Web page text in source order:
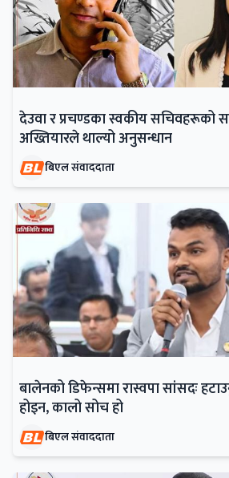
देउवा र प्रचण्डका स्वकीय सचिवहरूको
अख्तियारले थाल्यो अनुसन्धान
बिएल संवाददाता
बालेनको डिफेन्समा रास्वपा सांसदः
होइन, कालो सोच हो
बिएल संवाददाता